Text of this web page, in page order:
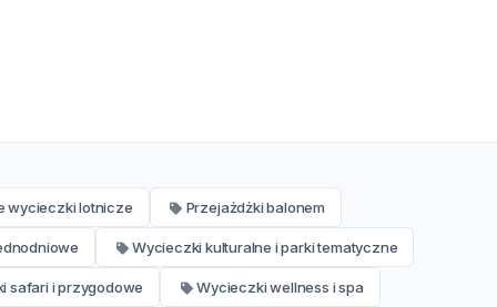
wycieczki lotnicze Przejażdżki balonem
Wycieczki kulturalne i parki tematyczne
safari i przygodowe Wycieczki wellness i spa